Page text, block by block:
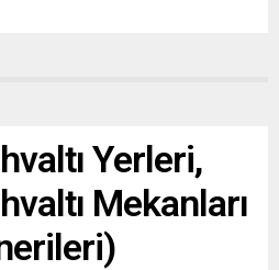
Yerleri,
Mekanları